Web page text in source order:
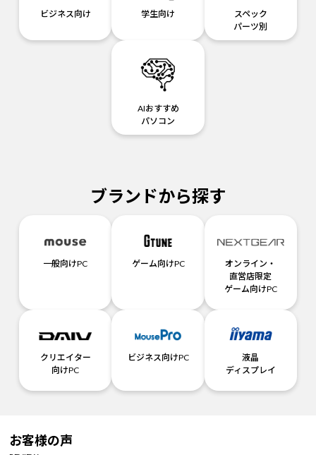
ビジネス向け 学生向け
スペック
パーツ別
AIおすすめ
パソコン
ブランドから探す
一般向けPC ゲーム向けPC
オンライン・
直営店限定
ゲーム向けPC
クリエイター
向けPC
ビジネス向けPC
液晶
ディスプレイ
お客様の声